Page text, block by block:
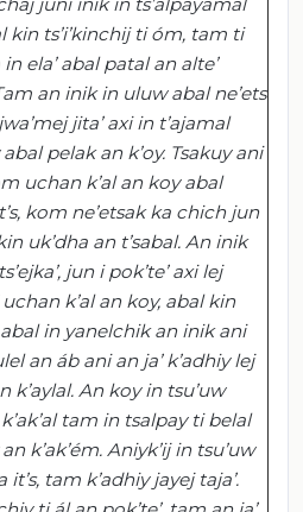
kin ts’i’kinchij ti óm, tam ti
in ela’abal patalan alte’
an inikin uluw abal ne’ets
jita’axiin t’ajamal
abal pelakan k’oy. Tsakuyani
uchan k’alan koy abal
, kom ne’etsakka chich jun
uk’dha an t’sabal. An inik
ts’ejka’, jun i pok’te’axi lej
uchan k’alan koy, abalkin
abalin yanelchikan inikani
an ábani an ja’k’adhiy lej
k’aylal. An koyin tsu’uw
k’ak’altam in tsalpay ti belal
k’ak’ém. Aniyk’ijin tsu’uw
it’s, tam k’adhiy jayej taja’.